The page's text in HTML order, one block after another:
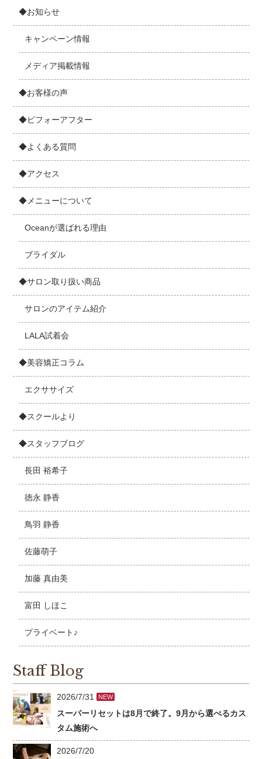
◆お知らせ
キャンペーン情報
メディア掲載情報
◆お客様の声
◆ビフォーアフター
◆よくある質問
◆アクセス
◆メニューについて
Oceanが選ばれる理由
ブライダル
◆サロン取り扱い商品
サロンのアイテム紹介
LALA試着会
◆美容矯正コラム
エクササイズ
◆スクールより
◆スタッフブログ
長田 裕希子
徳永 静香
鳥羽 静香
佐藤萌子
加藤 真由美
富田 しほこ
プライベート♪
Staff Blog
2026/7/31 NEW
スーパーリセットは8月で終了。9月から選べるカス
タム施術へ
2026/7/20